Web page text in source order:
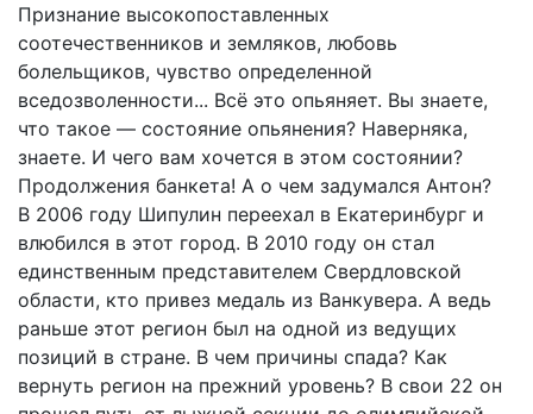
Признание высокопоставленных
соотечественников и земляков, любовь
болельщиков, чувство определенной
вседозволенности... Всё это опьяняет. Вы знаете,
что такое — состояние опьянения? Наверняка,
знаете. И чего вам хочется в этом состоянии?
Продолжения банкета! А о чем задумался Антон?
В 2006 году Шипулин переехал в Екатеринбург и
влюбился в этот город. В 2010 году он стал
единственным представителем Свердловской
области, кто привез медаль из Ванкувера. А ведь
раньше этот регион был на одной из ведущих
позиций в стране. В чем причины спада? Как
вернуть регион на прежний уровень? В свои 22 он